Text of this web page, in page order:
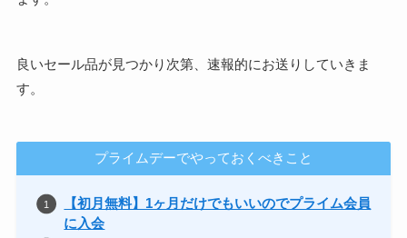
良いセール品が見つかり次第、速報的にお送りしていきま
す。
プライムデーでやっておくべきこと
【初月無料】1ヶ月だけでもいいのでプライム会員
に入会